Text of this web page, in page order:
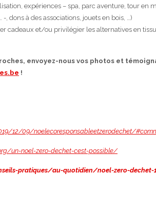
expériences – spa, parc aventure, tour en
dons à des associations, jouets en bois, …)
cadeaux et/ou privilégier les alternatives en
envoyez-nous vos photos et
!
12/09/noelecoresponsableetzerodechet/
un-noel-zero-dechet-cest-possible/
pratiques/au-quotidien/noel-zero-dechet-